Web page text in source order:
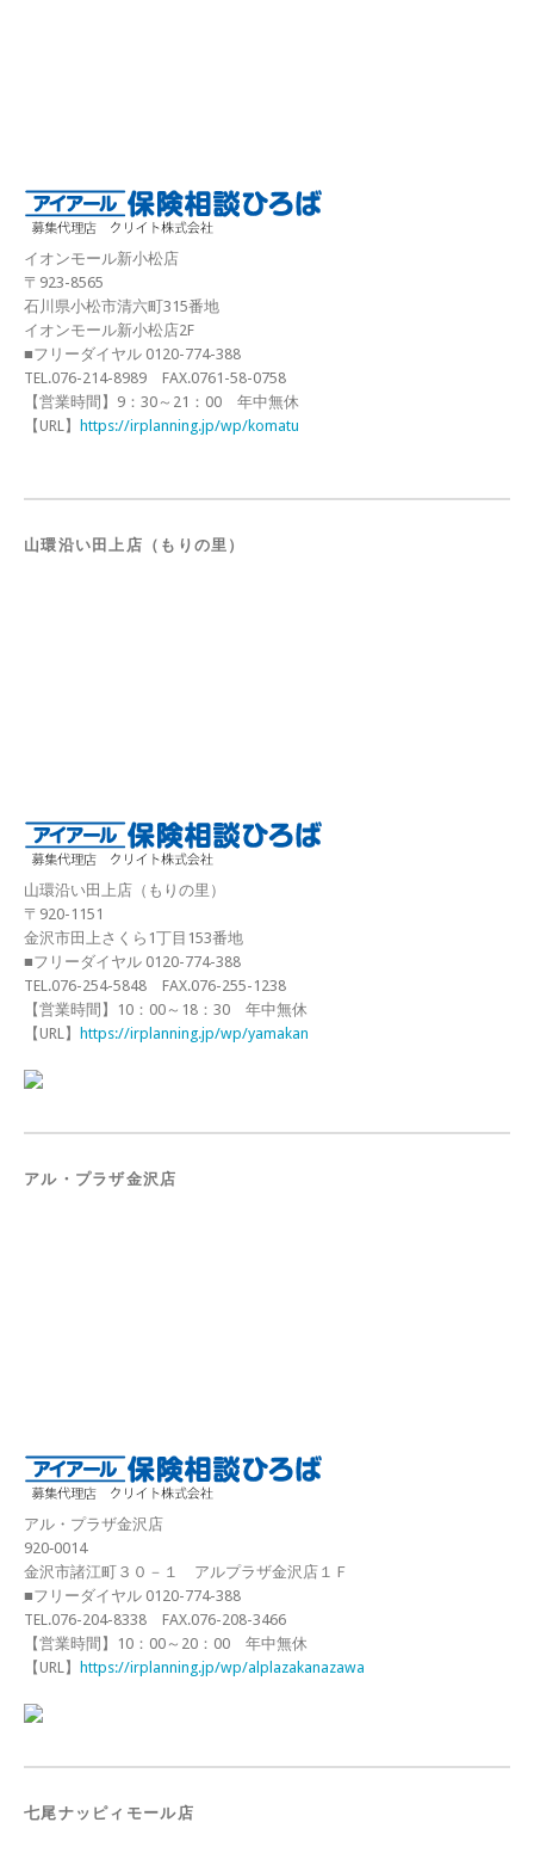
イオンモール新小松店
〒923-8565
石川県小松市清六町315番地
イオンモール新小松店2F
■フリーダイヤル 0120-774-388
TEL.076-214-8989 FAX.0761-58-0758
【営業時間】9：30～21：00 年中無休
【URL】
https://irplanning.jp/wp/komatu
山環沿い田上店（もりの里）
山環沿い田上店（もりの里）
〒920-1151
金沢市田上さくら1丁目153番地
■フリーダイヤル 0120-774-388
TEL.076-254-5848 FAX.076-255-1238
【営業時間】10：00～18：30 年中無休
【URL】
https://irplanning.jp/wp/yamakan
アル・プラザ金沢店
アル・プラザ金沢店
920‐0014
金沢市諸江町３０－１ アルプラザ金沢店１Ｆ
■フリーダイヤル 0120-774-388
TEL.076-204-8338 FAX.076-208-3466
【営業時間】10：00～20：00 年中無休
【URL】
https://irplanning.jp/wp/alplazakanazawa
七尾ナッピィモール店